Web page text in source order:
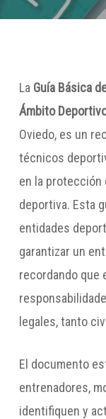
La Guía Básica
Ámbito
Oviedo, es un
técnicos
en la protección
deportiva. Esta
entidades
garantizar un
recordando que
legales, tanto
El documento
entrenadores,
identifiquen y